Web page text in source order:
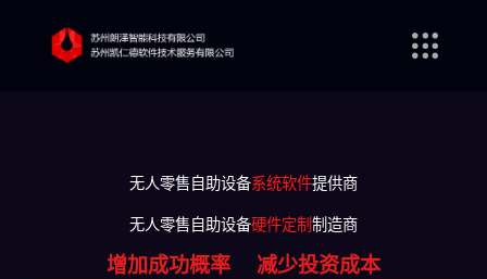
无人零售自助设备系统软件提供商
无人零售自助设备硬件定制制造商
增加成功概率 减少投资成本